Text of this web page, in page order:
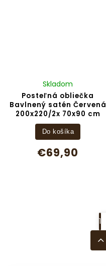
Posteľná obliečka
Bavlnený satén Červená
200x220/2x 70x90 cm
Skladom
€69,90
Do košíka
1